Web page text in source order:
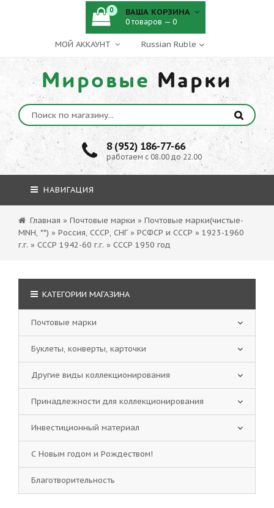
МОЙ АККАУНТ
Мировые Марки
8 (952) 186-77-66
работаем с 08.00 до 22.00
0 ВАША КОРЗИНА
0 товаров — 0
НАВИГАЦИЯ
Главная » Почтовые марки » Почтовые марки(чистые-
MNH, **) » Россия, СССР, СНГ » РСФСР и СССР » 1923-1960
г.г. » СССР 1942-60 г.г. » СССР 1950 год
КАТЕГОРИИ МАГАЗИНА
Почтовые марки
Буклеты, конверты, карточки
Другие виды коллекционирования
Принадлежности для коллекционирования
Инвестиционный материал
С Новым годом и Рождеством!
Благотворительность